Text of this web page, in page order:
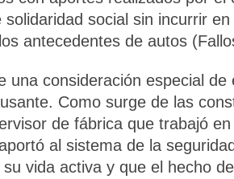
social sin incurrir
antecedentes de autos
una consideración especial de
Como surge de las
de fábrica que trabajó
al sistema de la
vida activa y que el hecho